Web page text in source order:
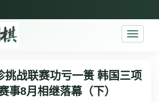
Toggle
挑战联赛功亏一篑 韩国三项
事8月相继落幕（下）